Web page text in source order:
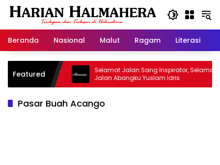
Langsung
Beranda
Nasional Malut Ragam Literasi
Featured
Warisan
Selamat Jalan Sang Inspirator, Selamat
Jalan Abangku Yuslam Idris
Pasar Buah Acango